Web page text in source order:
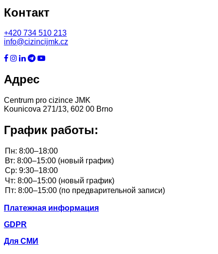
Контакт
+420 734 510 213
info@cizincijmk.cz
Адрес
Centrum pro cizince JMK
Kounicova 271/13, 602 00 Brno
График работы:
Платежная информация
GDPR
Для СМИ